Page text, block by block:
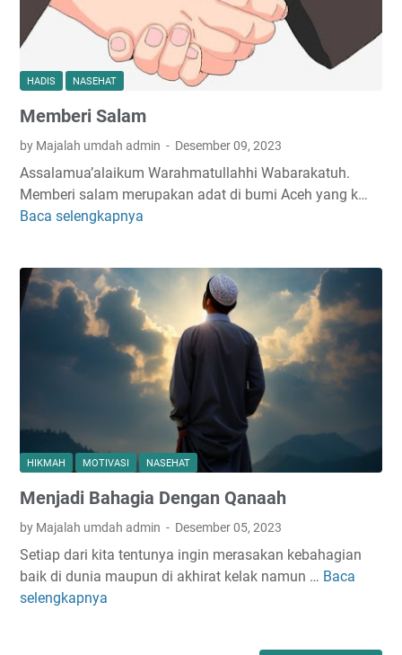
HADIS NASEHAT
Memberi Salam
by Majalah umdah admin Desember 09, 2023
Assalamua’alaikum Warahmatullahhi Wabarakatuh.
Memberi salam merupakan adat di bumi Aceh yang k…
Baca selengkapnya
e
r
i
S
a
m
HIKMAH MOTIVASI NASEHAT
Menjadi Bahagia Dengan Qanaah
by Majalah umdah admin Desember 05, 2023
Setiap dari kita tentunya ingin merasakan kebahagian
baik di dunia maupun di akhirat kelak namun … Baca
selengkapnya
M